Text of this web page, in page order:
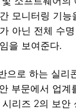
모니터링 기능
아닌 전체 수
을 보여준다.
으로 하는 실리
부문에서 업계
리즈 2의 보안